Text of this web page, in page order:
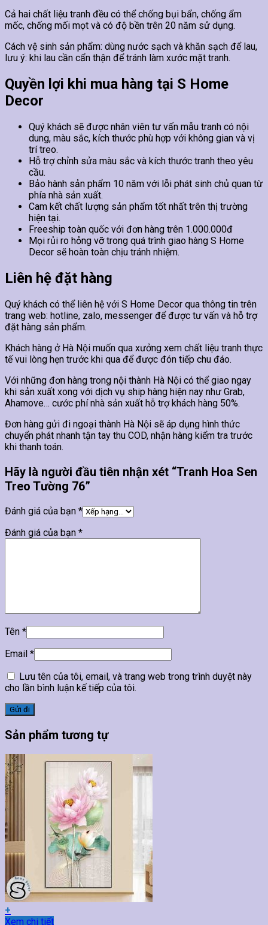
Cả hai chất liệu tranh đều có thể chống bụi bẩn, chống ẩm
mốc, chống mối mọt và có độ bền trên 20 năm sử dụng.
Cách vệ sinh sản phẩm: dùng nước sạch và khăn sạch để lau,
lưu ý: khi lau cần cẩn thận để tránh làm xước mặt tranh.
Quyền lợi khi mua hàng tại S Home
Decor
Quý khách sẽ được nhân viên tư vấn mẫu tranh có nội
dung, màu sắc, kích thước phù hợp với không gian và vị
trí treo.
Hỗ trợ chỉnh sửa màu sắc và kích thước tranh theo yêu
cầu.
Bảo hành sản phẩm 10 năm với lỗi phát sinh chủ quan từ
phía nhà sản xuất.
Cam kết chất lượng sản phẩm tốt nhất trên thị trường
hiện tại.
Freeship toàn quốc với đơn hàng trên 1.000.000đ
Mọi rủi ro hỏng vỡ trong quá trình giao hàng S Home
Decor sẽ hoàn toàn chịu tránh nhiệm.
Liên hệ đặt hàng
Quý khách có thể liên hệ với S Home Decor qua thông tin trên
trang web: hotline, zalo, messenger để được tư vấn và hỗ trợ
đặt hàng sản phẩm.
Khách hàng ở Hà Nội muốn qua xưởng xem chất liệu tranh thực
tế vui lòng hẹn trước khi qua để được đón tiếp chu đáo.
Với những đơn hàng trong nội thành Hà Nội có thể giao ngay
khi sản xuất xong với dịch vụ ship hàng hiện nay như Grab,
Ahamove… cước phí nhà sản xuất hỗ trợ khách hàng 50%.
Đơn hàng gửi đi ngoại thành Hà Nội sẽ áp dụng hình thức
chuyển phát nhanh tận tay thu COD, nhận hàng kiểm tra trước
khi thanh toán.
Hãy là người đầu tiên nhận xét “Tranh Hoa Sen
Treo Tường 76”
Đánh giá của bạn *
Đánh giá của bạn *
Tên *
Email *
Lưu tên của tôi, email, và trang web trong trình duyệt này
cho lần bình luận kế tiếp của tôi.
Sản phẩm tương tự
+
Sản
Xem chi tiết